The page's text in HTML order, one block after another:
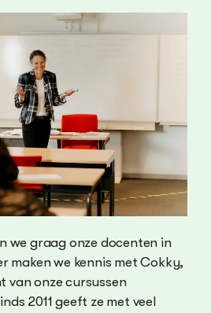
we graag onze docenten in
maken we kennis met Cokky,
van onze cursussen
2011 geeft ze met veel